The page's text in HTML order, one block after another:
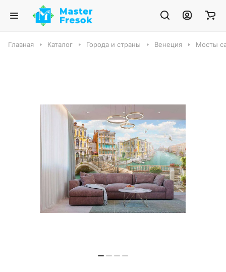
Главная Каталог Города и страны Венеция Мосты